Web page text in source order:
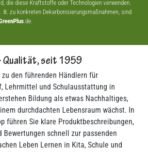
die diese Kraftstoffe oder Technologien verwenden.
B. zu konkreten Dekarbonisierungsmaßnahmen, sind
.de.
Qualität, seit 1959
zu den führenden Händlern für
Lehrmittel und Schulausstattung in
Bildung als etwas Nachhaltiges,
durchdachten Lebensraum wächst. In
führen Sie klare Produktbeschreibungen,
schnell zur passenden
Leben Lernen in Kita, Schule und